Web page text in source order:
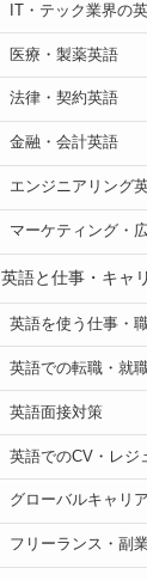
IT・テック業界の
医療・製薬英語
法律・契約英語
金融・会計英語
エンジニアリング
マーケティング・
英語と仕事・キャ
英語を使う仕事・
英語での転職・就
英語面接対策
英語でのCV・レジ
グローバルキャリ
フリーランス・副